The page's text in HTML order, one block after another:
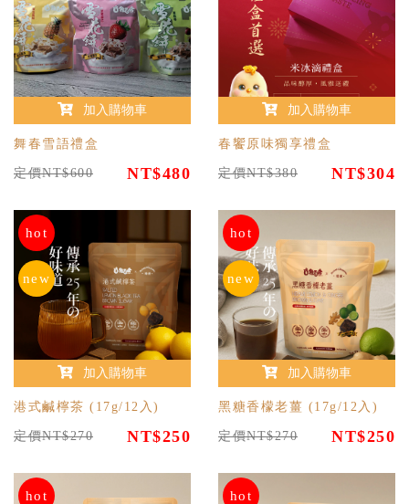
加入購物車
舞春雪語禮盒
定價NT$600 NT$480
加入購物車
春饗原味獨享禮盒
定價NT$380 NT$304
hot
new
加入購物車
港式鹹檸茶 (17g/12入)
定價NT$270 NT$250
hot
new
加入購物車
黑糖香檬老薑 (17g/12入)
定價NT$270 NT$250
hot hot